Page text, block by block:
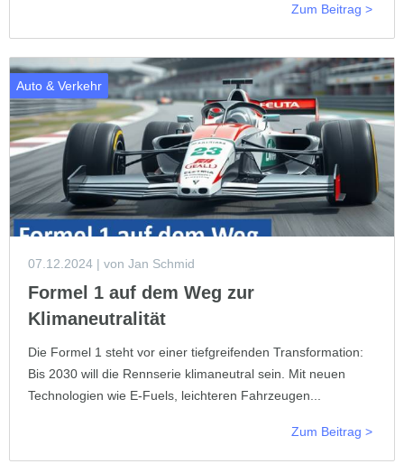
Zum Beitrag >
Auto & Verkehr
07.12.2024 | von Jan Schmid
Formel 1 auf dem Weg zur
Klimaneutralität
Die Formel 1 steht vor einer tiefgreifenden Transformation:
Bis 2030 will die Rennserie klimaneutral sein. Mit neuen
Technologien wie E-Fuels, leichteren Fahrzeugen...
Zum Beitrag >